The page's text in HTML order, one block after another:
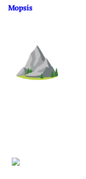
Mopsis
⛰️